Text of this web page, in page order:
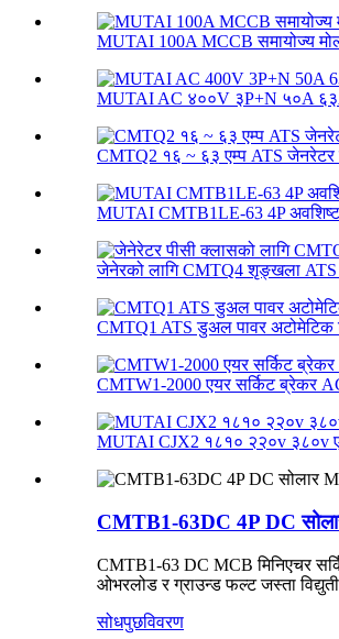
MUTAI 100A MCCB समायोज्य
MUTAI AC ४००V ३P+N ५०A
CMTQ2 १६ ~ ६३ एम्प ATS जेनरेटर
MUTAI CMTB1LE-63 4P अवशिष्ट
जेनेरको लागि CMTQ4 शृङ्खला ATS
CMTQ1 ATS डुअल पावर अटोमेटिक
CMTW1-2000 एयर सर्किट ब्रेकर
MUTAI CJX2 १८१० २२०v ३८०v
CMTB1-63DC 4P DC
CMTB1-63 DC MCB मिनिएचर
ओभरलोड र ग्राउन्ड फल्ट जस्ता
सोधपुछविवरण